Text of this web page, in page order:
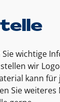
wichtige
wir
kann
Sie